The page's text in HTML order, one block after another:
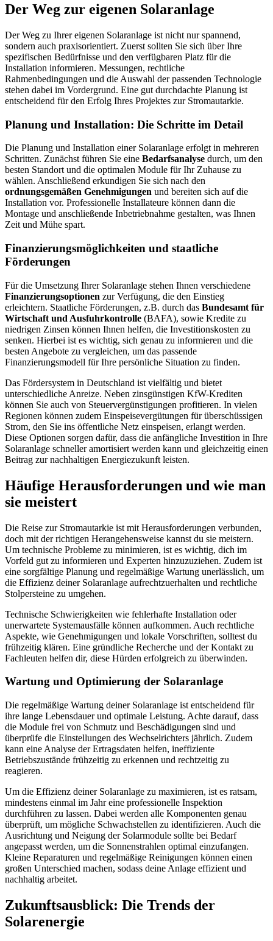
Der Weg zur eigenen Solaranlage
Der Weg zu Ihrer eigenen Solaranlage ist nicht nur spannend,
sondern auch praxisorientiert. Zuerst sollten Sie sich über Ihre
spezifischen Bedürfnisse und den verfügbaren Platz für die
Installation informieren. Messungen, rechtliche
Rahmenbedingungen und die Auswahl der passenden Technologie
stehen dabei im Vordergrund. Eine gut durchdachte Planung ist
entscheidend für den Erfolg Ihres Projektes zur Stromautarkie.
Planung und Installation: Die Schritte im Detail
Die Planung und Installation einer Solaranlage erfolgt in mehreren
Schritten. Zunächst führen Sie eine Bedarfsanalyse durch, um den
besten Standort und die optimalen Module für Ihr Zuhause zu
wählen. Anschließend erkundigen Sie sich nach den
ordnungsgemäßen Genehmigungen und bereiten sich auf die
Installation vor. Professionelle Installateure können dann die
Montage und anschließende Inbetriebnahme gestalten, was Ihnen
Zeit und Mühe spart.
Finanzierungsmöglichkeiten und staatliche
Förderungen
Für die Umsetzung Ihrer Solaranlage stehen Ihnen verschiedene
Finanzierungsoptionen zur Verfügung, die den Einstieg
erleichtern. Staatliche Förderungen, z.B. durch das Bundesamt für
Wirtschaft und Ausfuhrkontrolle (BAFA), sowie Kredite zu
niedrigen Zinsen können Ihnen helfen, die Investitionskosten zu
senken. Hierbei ist es wichtig, sich genau zu informieren und die
besten Angebote zu vergleichen, um das passende
Finanzierungsmodell für Ihre persönliche Situation zu finden.
Das Fördersystem in Deutschland ist vielfältig und bietet
unterschiedliche Anreize. Neben zinsgünstigen KfW-Krediten
können Sie auch von Steuervergünstigungen profitieren. In vielen
Regionen können zudem Einspeisevergütungen für überschüssigen
Strom, den Sie ins öffentliche Netz einspeisen, erlangt werden.
Diese Optionen sorgen dafür, dass die anfängliche Investition in Ihre
Solaranlage schneller amortisiert werden kann und gleichzeitig einen
Beitrag zur nachhaltigen Energiezukunft leisten.
Häufige Herausforderungen und wie man
sie meistert
Die Reise zur Stromautarkie ist mit Herausforderungen verbunden,
doch mit der richtigen Herangehensweise kannst du sie meistern.
Um technische Probleme zu minimieren, ist es wichtig, dich im
Vorfeld gut zu informieren und Experten hinzuzuziehen. Zudem ist
eine sorgfältige Planung und regelmäßige Wartung unerlässlich, um
die Effizienz deiner Solaranlage aufrechtzuerhalten und rechtliche
Stolpersteine zu umgehen.
Technische Schwierigkeiten wie fehlerhafte Installation oder
unerwartete Systemausfälle können aufkommen. Auch rechtliche
Aspekte, wie Genehmigungen und lokale Vorschriften, solltest du
frühzeitig klären. Eine gründliche Recherche und der Kontakt zu
Fachleuten helfen dir, diese Hürden erfolgreich zu überwinden.
Wartung und Optimierung der Solaranlage
Die regelmäßige Wartung deiner Solaranlage ist entscheidend für
ihre lange Lebensdauer und optimale Leistung. Achte darauf, dass
die Module frei von Schmutz und Beschädigungen sind und
überprüfe die Einstellungen des Wechselrichters jährlich. Zudem
kann eine Analyse der Ertragsdaten helfen, ineffiziente
Betriebszustände frühzeitig zu erkennen und rechtzeitig zu
reagieren.
Um die Effizienz deiner Solaranlage zu maximieren, ist es ratsam,
mindestens einmal im Jahr eine professionelle Inspektion
durchführen zu lassen. Dabei werden alle Komponenten genau
überprüft, um mögliche Schwachstellen zu identifizieren. Auch die
Ausrichtung und Neigung der Solarmodule sollte bei Bedarf
angepasst werden, um die Sonnenstrahlen optimal einzufangen.
Kleine Reparaturen und regelmäßige Reinigungen können einen
großen Unterschied machen, sodass deine Anlage effizient und
nachhaltig arbeitet.
Zukunftsausblick: Die Trends der
Solarenergie